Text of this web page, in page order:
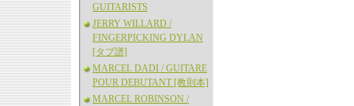
GUITARISTS
JERRY WILLARD /
FINGERPICKING DYLAN
[タブ譜]
MARCEL DADI / GUITARE
POUR DEBUTANT [教則本]
MARCEL ROBINSON /